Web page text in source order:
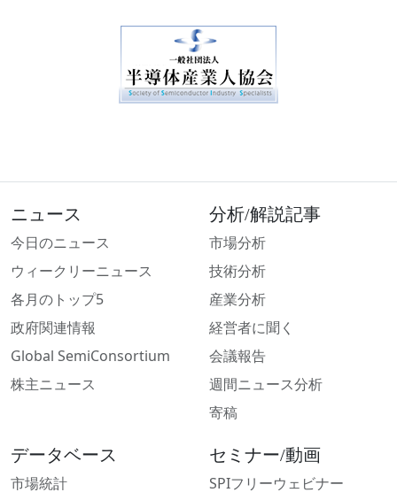
ニュース
今日のニュース
ウィークリーニュース
各月のトップ5
政府関連情報
Global SemiConsortium
株主ニュース
分析/解説記事
市場分析
技術分析
産業分析
経営者に聞く
会議報告
週間ニュース分析
寄稿
データベース
市場統計
セミナー/動画
SPIフリーウェビナー